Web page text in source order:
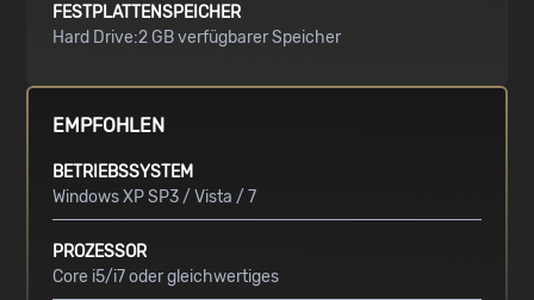
FESTPLATTENSPEICHER
Hard Drive:2 GB verfügbarer Speicher
EMPFOHLEN
BETRIEBSSYSTEM
Windows XP SP3 / Vista / 7
PROZESSOR
Core i5/i7 oder gleichwertiges